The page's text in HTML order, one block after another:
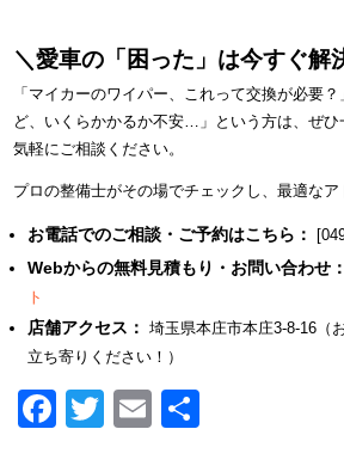
＼愛車の「困った」は今すぐ解
「マイカーのワイパー、これって交換が必要
ど、いくらかかるか不安…」という方は、ぜひ
気軽にご相談ください。
プロの整備士がその場でチェックし、最適なア
お電話でのご相談・ご予約はこちら：
Webからの無料見積もり・お問い合わせ：
ト
店舗アクセス： 埼玉県本庄市本庄3-8-16（
立ち寄りください！）
Facebook
TwitterEmail